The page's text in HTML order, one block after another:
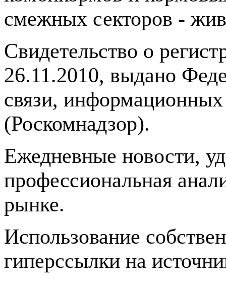
смежных секторов -
Свидетельство о
26.11.2010, выдано
связи,
(Роскомнадзор).
Ежедневные новости,
профессиональная
рынке.
Использование
гиперссылки на